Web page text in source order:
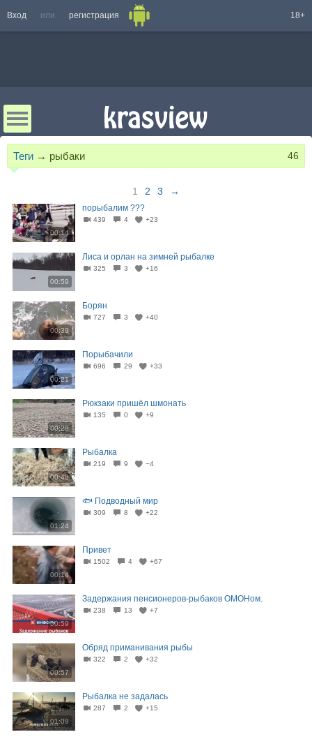
Вход или регистрация 18+
Теги → рыбаки 46
1 2 3 →
00:14
порыбалим ???
439 4 +23
00:59
Лиса и орлан на зимней рыбалке
325 3 +16
00:39
Борян
727 3 +40
00:21
Порыбачили
696 29 +33
00:28
Рюкзаки пришёл шмонать
135 0 +9
00:48
Рыбалка
219 9 −4
01:24
🐟 Подводный мир
309 8 +22
00:14
Привет
1502 4 +67
00:59
Задержания пенсионеров-рыбаков ОМОНом.
238 13 +7
00:57
Обряд приманивания рыбы
322 2 +32
01:09
Рыбалка не задалась
287 2 +15